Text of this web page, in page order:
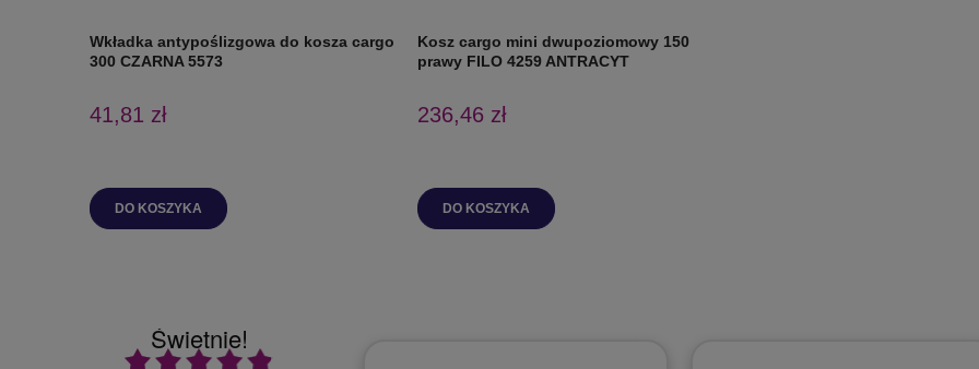
Wkładka antypoślizgowa do kosza cargo
300 CZARNA 5573
41,81 zł
DO KOSZYKA
Kosz cargo mini dwupoziomowy 150
prawy FILO 4259 ANTRACYT
236,46 zł
DO KOSZYKA
Świetnie!
Ocena średnia 4.9 na 5